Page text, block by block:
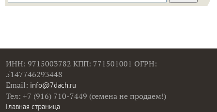
ИНН: 9715003782 КПП: 771501001 ОГРН:
5147746293448
Email: info@7dach.ru
Тел: +7 (916) 710-7449 (семена не продаем!)
Главная страница